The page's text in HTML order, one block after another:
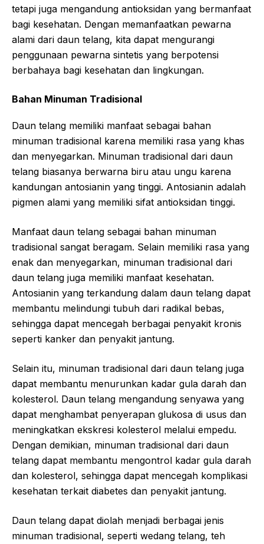
tetapi juga mengandung antioksidan yang bermanfaat
bagi kesehatan. Dengan memanfaatkan pewarna
alami dari daun telang, kita dapat mengurangi
penggunaan pewarna sintetis yang berpotensi
berbahaya bagi kesehatan dan lingkungan.
Bahan Minuman Tradisional
Daun telang memiliki manfaat sebagai bahan
minuman tradisional karena memiliki rasa yang khas
dan menyegarkan. Minuman tradisional dari daun
telang biasanya berwarna biru atau ungu karena
kandungan antosianin yang tinggi. Antosianin adalah
pigmen alami yang memiliki sifat antioksidan tinggi.
Manfaat daun telang sebagai bahan minuman
tradisional sangat beragam. Selain memiliki rasa yang
enak dan menyegarkan, minuman tradisional dari
daun telang juga memiliki manfaat kesehatan.
Antosianin yang terkandung dalam daun telang dapat
membantu melindungi tubuh dari radikal bebas,
sehingga dapat mencegah berbagai penyakit kronis
seperti kanker dan penyakit jantung.
Selain itu, minuman tradisional dari daun telang juga
dapat membantu menurunkan kadar gula darah dan
kolesterol. Daun telang mengandung senyawa yang
dapat menghambat penyerapan glukosa di usus dan
meningkatkan ekskresi kolesterol melalui empedu.
Dengan demikian, minuman tradisional dari daun
telang dapat membantu mengontrol kadar gula darah
dan kolesterol, sehingga dapat mencegah komplikasi
kesehatan terkait diabetes dan penyakit jantung.
Daun telang dapat diolah menjadi berbagai jenis
minuman tradisional, seperti wedang telang, teh